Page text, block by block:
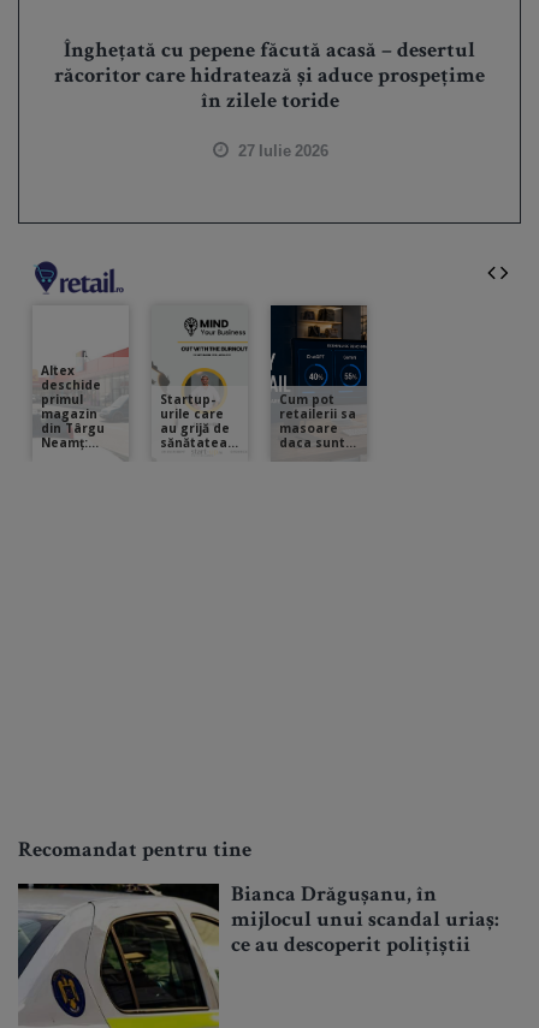
Înghețată cu pepene făcută acasă – desertul
răcoritor care hidratează și aduce prospețime
în zilele toride
27 Iulie 2026
Recomandat pentru tine
Bianca Drăgușanu, în
mijlocul unui scandal uriaș:
ce au descoperit polițiștii